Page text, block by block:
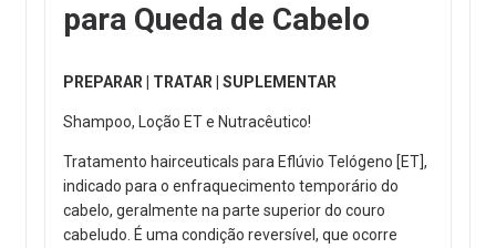
para Queda de Cabelo
PREPARAR | TRATAR | SUPLEMENTAR
Shampoo, Loção ET e Nutracêutico!
Tratamento hairceuticals para Eflúvio Telógeno [ET],
indicado para o enfraquecimento temporário do
cabelo, geralmente na parte superior do couro
cabeludo. É uma condição reversível, que ocorre